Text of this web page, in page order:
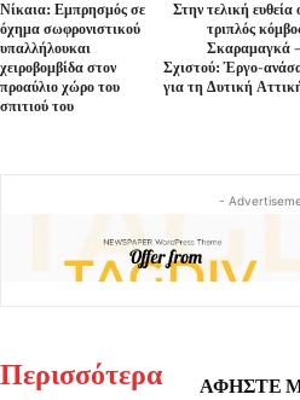
Νίκαια: Εμπρησμός σε
όχημα σωφρονιστικού
υπαλλήλουκαι
χειροβομβίδα στον
προαύλιο χώρο του
σπιτιού του
Στην τελική ευθεία
τριπλός
Σκαραμαγκά
Σχιστού: Έργο-
για τη Δυτική
-
Περισσότερα ΑΦΗΣΤΕ